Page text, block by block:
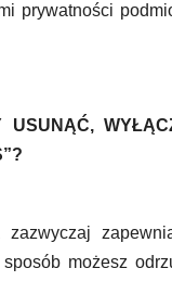
prywatności
zazwyczaj
możesz